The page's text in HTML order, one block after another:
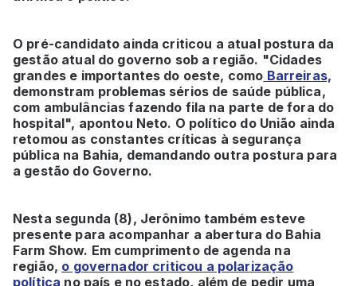
O pré-candidato ainda criticou a atual postura da
gestão atual do governo sob a região. "Cidades
grandes e importantes do oeste, como Barreiras,
demonstram problemas sérios de saúde pública,
com ambulâncias fazendo fila na parte de fora do
hospital", apontou Neto. O político do União ainda
retomou as constantes críticas à segurança
pública na Bahia, demandando outra postura para
a gestão do Governo.
Nesta segunda (8), Jerônimo também esteve
presente para acompanhar a abertura do Bahia
Farm Show. Em cumprimento de agenda na
região, o governador criticou a polarização
política no país e no estado, além de pedir uma